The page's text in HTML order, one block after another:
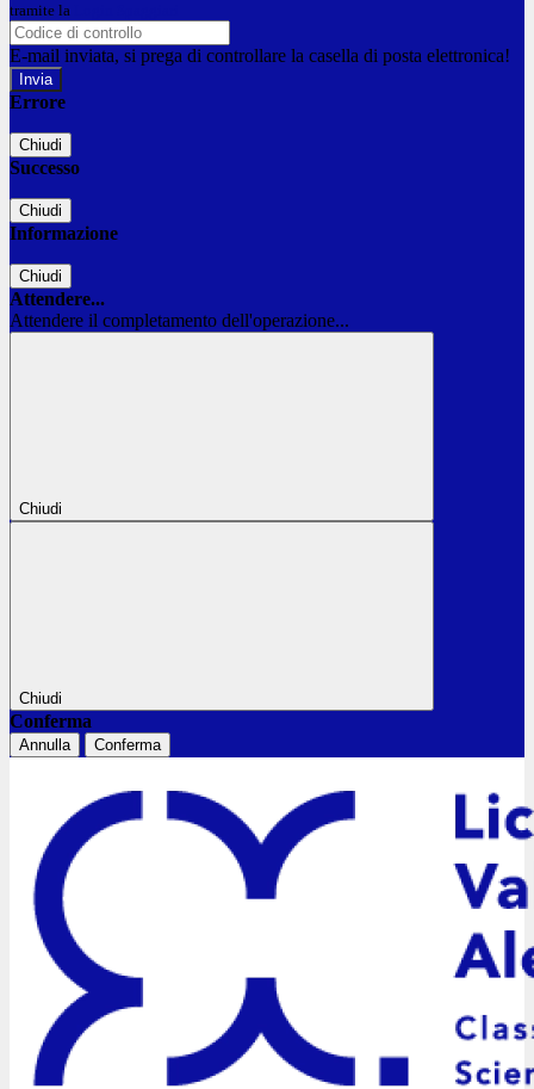
tramite la
E-mail inviata, si prega di controllare la casella di posta elettronica!
Errore
Chiudi
Successo
Chiudi
Informazione
Chiudi
Attendere...
Attendere il completamento dell'operazione...
Chiudi
Chiudi
Conferma
Annulla Conferma